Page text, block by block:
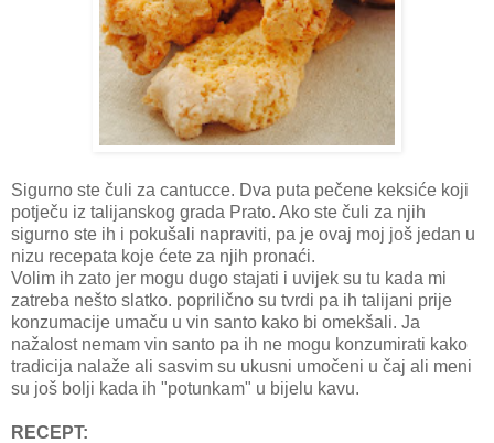
Sigurno ste čuli za cantucce. Dva puta pečene keksiće koji
potječu iz talijanskog grada Prato. Ako ste čuli za njih
sigurno ste ih i pokušali napraviti, pa je ovaj moj još jedan u
nizu recepata koje ćete za njih pronaći.
Volim ih zato jer mogu dugo stajati i uvijek su tu kada mi
zatreba nešto slatko. poprilično su tvrdi pa ih talijani prije
konzumacije umaču u vin santo kako bi omekšali. Ja
nažalost nemam vin santo pa ih ne mogu konzumirati kako
tradicija nalaže ali sasvim su ukusni umočeni u čaj ali meni
su još bolji kada ih "potunkam" u bijelu kavu.
RECEPT: